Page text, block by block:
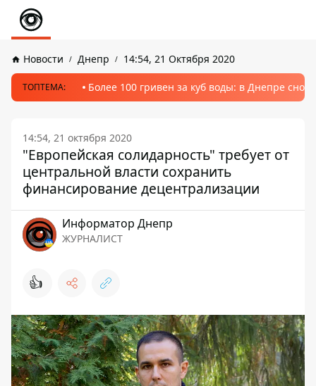
Новости Днепр 14:54, 21 Октября 2020
ТОПТЕМА: Более 100 гривен за куб воды: в Днепре
14:54, 21 октября 2020
"Европейская солидарность" требует от
центральной власти сохранить
финансирование децентрализации
Информатор Днепр
ЖУРНАЛИСТ
👍